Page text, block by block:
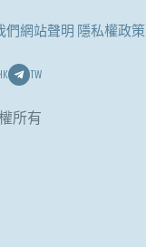
們網站聲明 隱私權政策
TW
所有